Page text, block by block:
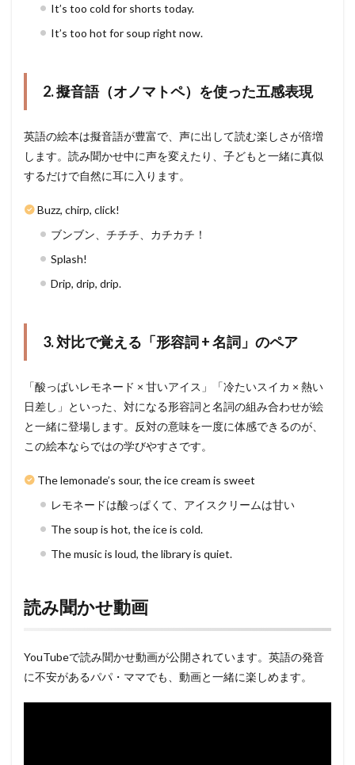
It’s too cold for shorts today.
It’s too hot for soup right now.
2. 擬音語（オノマトペ）を使った五感表現
英語の絵本は擬音語が豊富で、声に出して読む楽しさが倍増
します。読み聞かせ中に声を変えたり、子どもと一緒に真似
するだけで自然に耳に入ります。
Buzz, chirp, click!
ブンブン、チチチ、カチカチ！
Splash!
Drip, drip, drip.
3. 対比で覚える「形容詞 + 名詞」のペア
「酸っぱいレモネード × 甘いアイス」「冷たいスイカ × 熱い
日差し」といった、対になる形容詞と名詞の組み合わせが絵
と一緒に登場します。反対の意味を一度に体感できるのが、
この絵本ならではの学びやすさです。
The lemonade’s sour, the ice cream is sweet
レモネードは酸っぱくて、アイスクリームは甘い
The soup is hot, the ice is cold.
The music is loud, the library is quiet.
読み聞かせ動画
YouTubeで読み聞かせ動画が公開されています。英語の発音
に不安があるパパ・ママでも、動画と一緒に楽しめます。